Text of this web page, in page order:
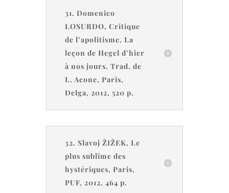
31. Domenico
LOSURDO, Critique
de l’apolitisme. La
leçon de Hegel d’hier
à nos jours. Trad. de
L. Acone, Paris,
Delga, 2012, 520 p.
32. Slavoj ŽIŽEK, Le
plus sublime des
hystériques, Paris,
PUF, 2012, 464 p.